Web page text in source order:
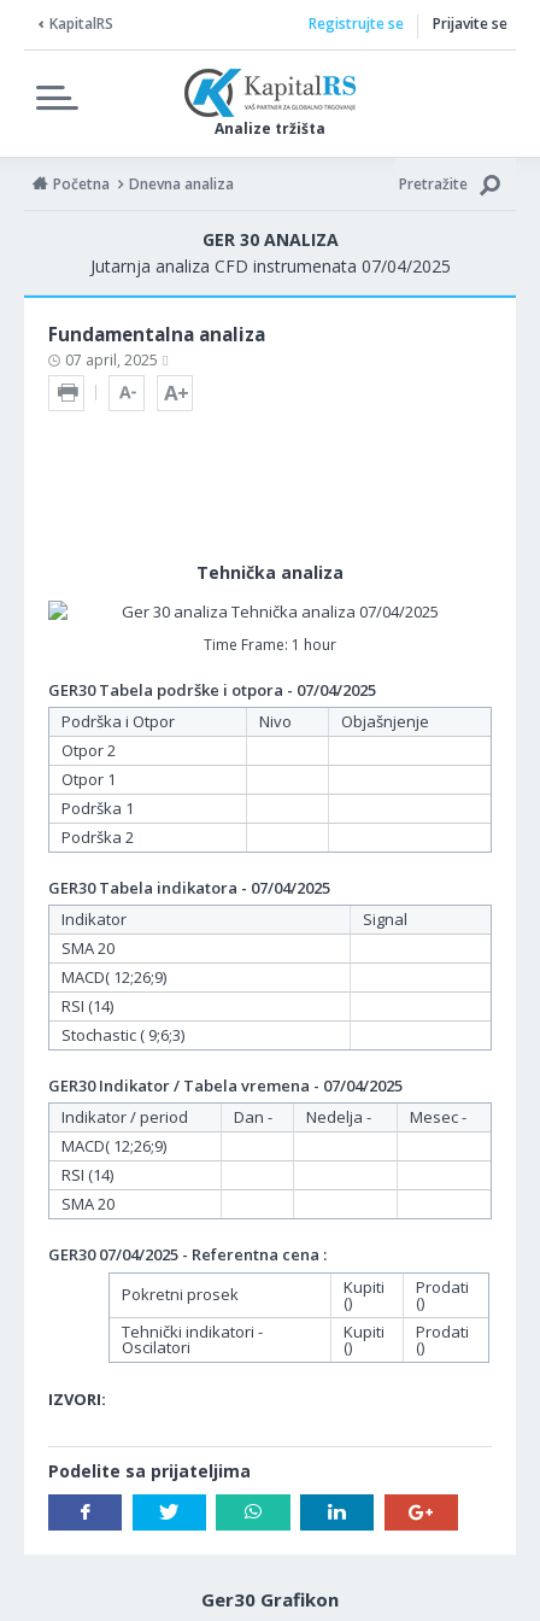
KapitalRS
Analize tržišta
Registrujte se Prijavite se
Početna Dnevna analiza Pretražite
GER 30 ANALIZA
Jutarnja analiza CFD instrumenata 07/04/2025
Fundamentalna analiza
07 april, 2025
Tehnička analiza
Time Frame: 1 hour
GER30 Tabela podrške i otpora - 07/04/2025
Podrška i Otpor
Nivo
Objašnjenje
Otpor 2
Otpor 1
Podrška 1
Podrška 2
GER30 Tabela indikatora - 07/04/2025
Indikator
Signal
SMA 20
MACD( 12;26;9)
RSI (14)
Stochastic ( 9;6;3)
GER30 Indikator / Tabela vremena - 07/04/2025
Indikator / period
Dan - Nedelja -
Mesec -
MACD( 12;26;9)
RSI (14)
SMA 20
GER30 07/04/2025 - Referentna cena :
Pokretni prosek
Kupiti
()
Prodati
()
Tehnički indikatori -
Oscilatori
Kupiti
()
Prodati
()
IZVORI:
Podelite sa prijateljima
Ger30 Grafikon